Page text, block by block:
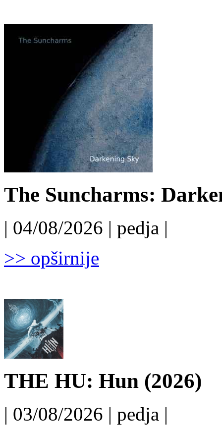
The Suncharms:
| 04/08/2026 | pedja |
>> opširnije
THE HU: Hun (2026)
| 03/08/2026 | pedja |